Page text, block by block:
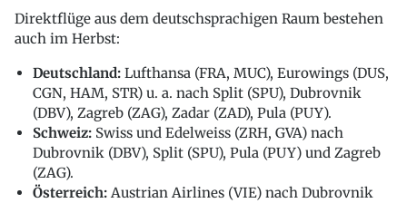
Direktflüge aus dem deutschsprachigen Raum bestehen
auch im Herbst:
Deutschland: Lufthansa (FRA, MUC), Eurowings (DUS,
CGN, HAM, STR) u. a. nach Split (SPU), Dubrovnik
(DBV), Zagreb (ZAG), Zadar (ZAD), Pula (PUY).
Schweiz: Swiss und Edelweiss (ZRH, GVA) nach
Dubrovnik (DBV), Split (SPU), Pula (PUY) und Zagreb
(ZAG).
Österreich: Austrian Airlines (VIE) nach Dubrovnik